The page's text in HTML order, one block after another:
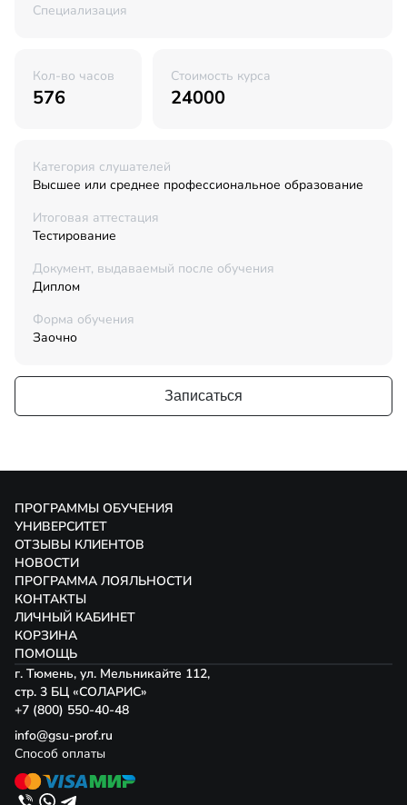
Специализация
Кол-во часов
576
Стоимость курса
24000
Категория слушателей
Высшее или среднее профессиональное образование
Итоговая аттестация
Тестирование
Документ, выдаваемый после обучения
Диплом
Форма обучения
Заочно
Записаться
ПРОГРАММЫ ОБУЧЕНИЯ
УНИВЕРСИТЕТ
ОТЗЫВЫ КЛИЕНТОВ
НОВОСТИ
ПРОГРАММА ЛОЯЛЬНОСТИ
КОНТАКТЫ
ЛИЧНЫЙ КАБИНЕТ
КОРЗИНА
ПОМОЩЬ
г. Тюмень, ул. Мельникайте 112,
стр. 3 БЦ «СОЛАРИС»
+7 (800) 550-40-48
info@gsu-prof.ru
Способ оплаты